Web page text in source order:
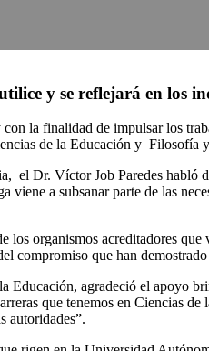
y se reflejará en los
la finalidad de impulsar los
de la Educación y Filosofía
Dr. Víctor Job Paredes habló
viene a subsanar parte de las
organismos acreditadores
que han
agradeció el apoyo
que tenemos en Ciencias
autoridades”.